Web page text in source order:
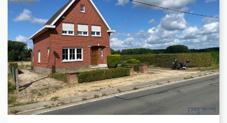
Verkocht: Eengezinswoning
3
1.200 m²
1
168 m²